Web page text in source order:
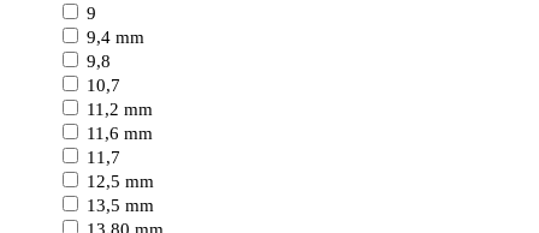
9
9,4 mm
9,8
10,7
11,2 mm
11,6 mm
11,7
12,5 mm
13,5 mm